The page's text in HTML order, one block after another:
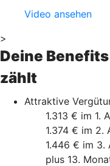
Video ansehen
>
Deine
zählt
Attraktive
1.313 € im 1.
1.374 € im 2.
1.446 € im 3.
plus 13.